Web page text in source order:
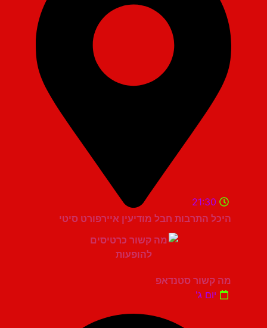
היכל התרבות חבל מודיעין איירפורט סיטי
21:30
מה קשור סטנדאפ
יום ג'